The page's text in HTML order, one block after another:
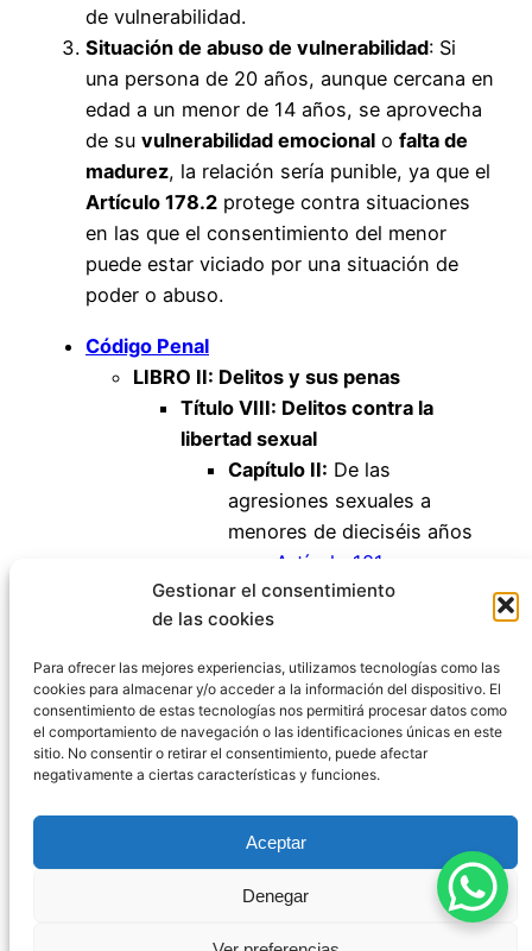
Gestionar el consentimiento
de las cookies
Para ofrecer las mejores experiencias, utilizamos tecnologías como las
cookies para almacenar y/o acceder a la información del dispositivo. El
consentimiento de estas tecnologías nos permitirá procesar datos como
el comportamiento de navegación o las identificaciones únicas en este
sitio. No consentir o retirar el consentimiento, puede afectar
negativamente a ciertas características y funciones.
Aceptar
Denegar
de vulnerabilidad.
Situación de abuso de vulnerabilidad: Si
una persona de 20 años, aunque cercana en
edad a un menor de 14 años, se aprovecha
de su vulnerabilidad emocional o falta de
madurez, la relación sería punible, ya que el
Artículo 178.2 protege contra situaciones
en las que el consentimiento del menor
puede estar viciado por una situación de
poder o abuso.
Código Penal
LIBRO II: Delitos y sus penas
Título VIII: Delitos contra la
libertad sexual
Capítulo II: De las
agresiones sexuales a
menores de dieciséis años
Artículo 181
Artículo 182
Política de Privacidad
Política de
Contacto